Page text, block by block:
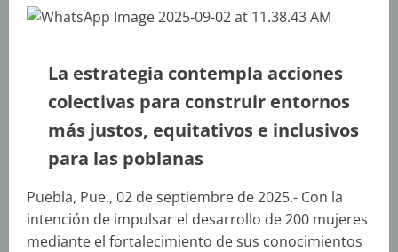
La estrategia contempla acciones
colectivas para construir entornos
más justos, equitativos e inclusivos
para las poblanas
Puebla, Pue., 02 de septiembre de 2025.- Con la
intención de impulsar el desarrollo de 200 mujeres
mediante el fortalecimiento de sus conocimientos